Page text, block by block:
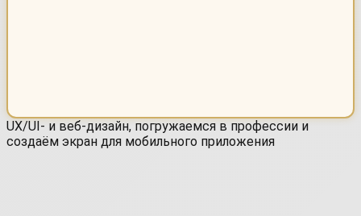
UX/UI- и веб-дизайн, погружаемся в профессии и
создаём экран для мобильного приложения